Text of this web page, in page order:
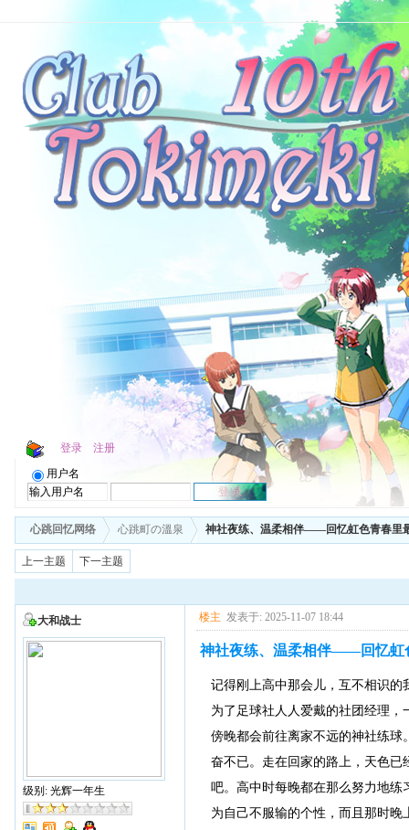
登录 注册
用户名
心跳回忆网络 心跳町の溫泉 神社夜练、温柔相伴——回忆虹色青春里
上一主题 下一主题
大和战士
级别: 光辉一年生
楼主 发表于: 2025-11-07 18:44
神社夜练、温柔相伴——回忆虹
记得刚上高中那会儿，互不相识
为了足球社人人爱戴的社团经理
傍晚都会前往离家不远的神社练
奋不已。走在回家的路上，天色
吧。高中时每晚都在那么努力地
为自己不服输的个性，而且那时